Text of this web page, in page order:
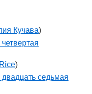
Кучава)
Rice)
седьмая